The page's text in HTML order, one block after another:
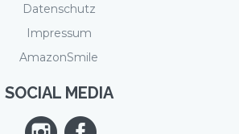
Datenschutz
Impressum
AmazonSmile
SOCIAL MEDIA